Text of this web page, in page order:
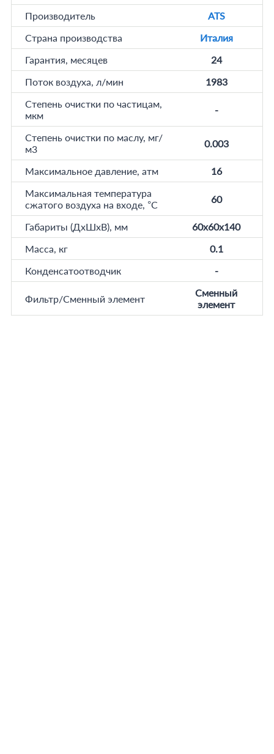
Производитель
ATS
Страна производства
Италия
Гарантия, месяцев
24
Поток воздуха, л/мин
1983
Степень очистки по частицам,
мкм
-
Степень очистки по маслу, мг/
м3
0.003
Максимальное давление, атм
16
Максимальная температура
сжатого воздуха на входе, °C
60
Габариты (ДхШхВ), мм
60x60x140
Масса, кг
0.1
Конденсатоотводчик
-
Фильтр/Сменный элемент
Сменный
элемент